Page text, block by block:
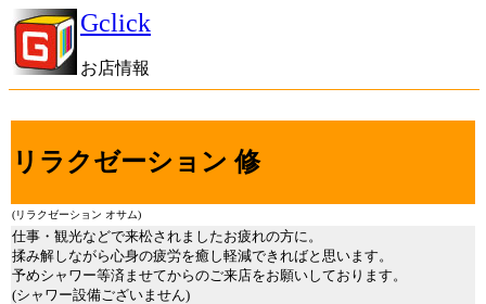
Gclick
お店情報
リラクゼーション 修
(リラクゼーション オサム)
仕事・観光などで来松されましたお疲れの方に。
揉み解しながら心身の疲労を癒し軽減できればと思います。
予めシャワー等済ませてからのご来店をお願いしております。
(シャワー設備ございません)